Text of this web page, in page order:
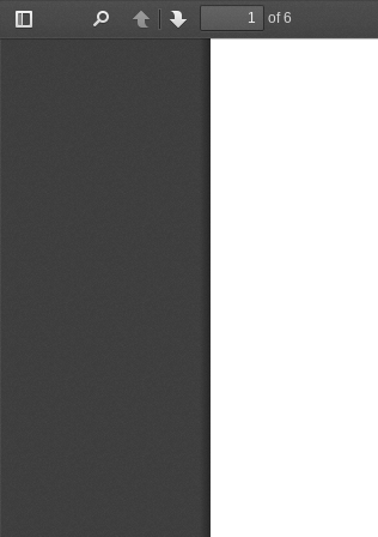
Toggle
PreviousNext
of 6